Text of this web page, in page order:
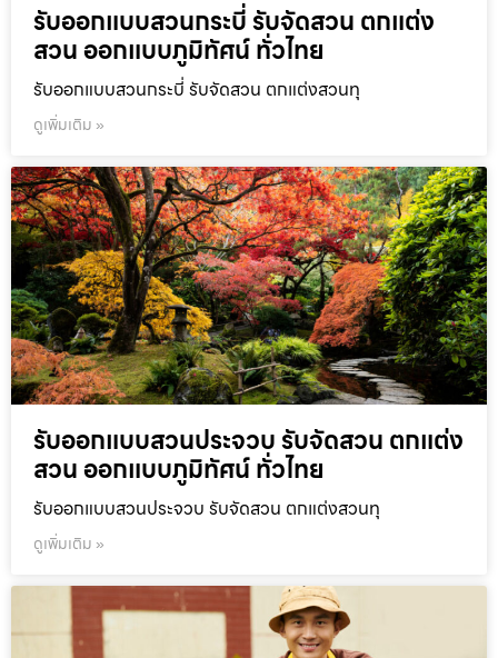
รับออกแบบสวนกระบี่ รับจัดสวน ตกแต่ง
สวน ออกแบบภูมิทัศน์ ทั่วไทย
รับออกแบบสวนกระบี่ รับจัดสวน ตกแต่งสวนทุ
ดูเพิ่มเติม »
รับออกแบบสวนประจวบ รับจัดสวน ตกแต่ง
สวน ออกแบบภูมิทัศน์ ทั่วไทย
รับออกแบบสวนประจวบ รับจัดสวน ตกแต่งสวนทุ
ดูเพิ่มเติม »